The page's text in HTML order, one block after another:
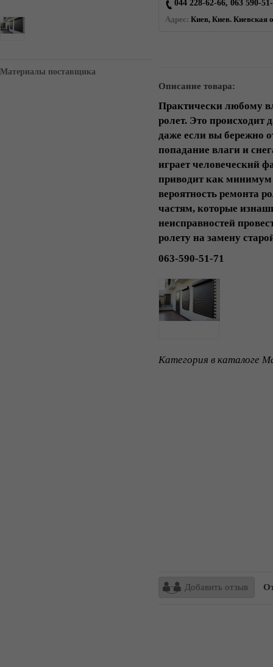
Материалы поставщика
044 228-62-66, 063 590-
Адрес: Киев, Киев. Киевская
Описание товара:
Практически любому
ролет. Это происходит
даже если вы бережно
попадание влаги и
играет человеческий
приводит как минимум
вероятность ремонта
частям, которые
неисправностей
ролету на замену
063-590-51-71
Категория в каталоге
Добавить отзыв